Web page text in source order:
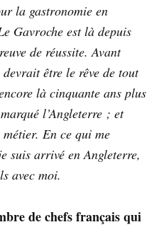
la gastronomie en
Gavroche est là depuis
de réussite. Avant
être le rêve de tout
là cinquante ans plus
l’Angleterre ; et
En ce qui me
suis arrivé en Angleterre,
avec moi.
de chefs français qui